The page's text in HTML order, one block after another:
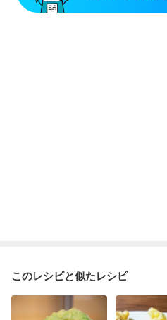
このレシピと似たレシピ